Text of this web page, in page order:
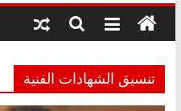
متابعة
قرينة
وتبقى
هي
تنسيق الشهادات الفنية